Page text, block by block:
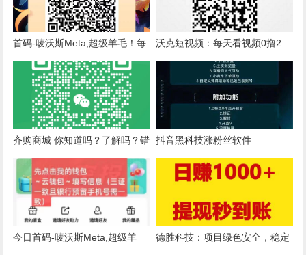
首码-唛沃斯Meta,超级羊毛！每
个月轻松撸120以上!简单签到
沃克短视频：每天看视频0撸2
元，十代收益无限裂变
齐购商城 你知道吗？了解吗？错
过绝对后悔！
抖音黑科技涨粉丝软件
今日首码-唛沃斯Meta,超级羊
德胜科技：项目绿色安全，稳定